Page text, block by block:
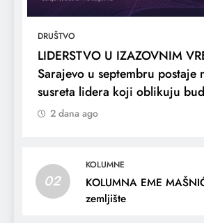
DRUŠTVO
LIDERSTVO U IZAZOVNIM
Sarajevo u septembru postaje
susreta lidera koji oblikuju
2 dana ago
02
KOLUMNE
KOLUMNA EME
zemljište